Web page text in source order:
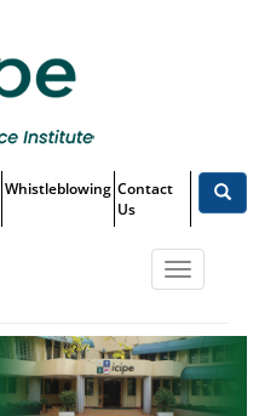
Whistleblowing Contact
Us
Toggle